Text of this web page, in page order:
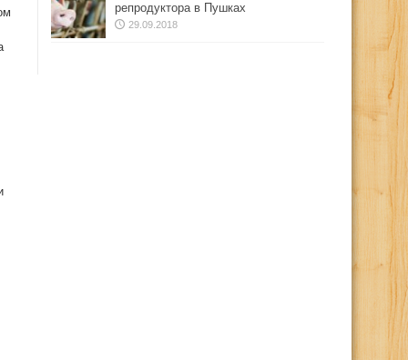
репродуктора в Пушках
29.09.2018